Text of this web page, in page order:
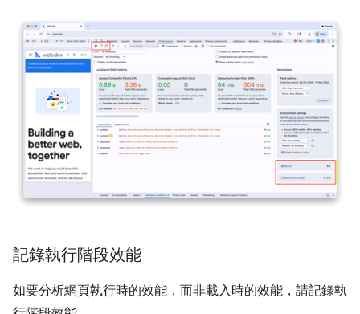
記錄執行階段效能
如要分析網頁執行時的效能，而非載入時的效能，請記錄執